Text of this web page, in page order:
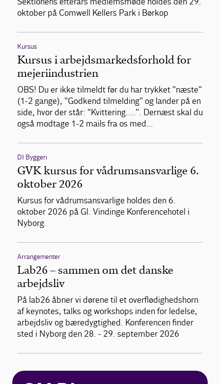
oktober på Comwell Kellers Park i Børkop
Kursus
Kursus i arbejdsmarkedsforhold for
mejeriindustrien
OBS! Du er ikke tilmeldt før du har trykket "næste"
(1-2 gange), "Godkend tilmelding" og lander på en
side, hvor der står: "Kvittering....". Dernæst skal du
også modtage 1-2 mails fra os med…
DI Byggeri
GVK kursus for vådrumsansvarlige 6.
oktober 2026
Kursus for vådrumsansvarlige holdes den 6.
oktober 2026 på Gl. Vindinge Konferencehotel i
Nyborg.
Arrangementer
Lab26 – sammen om det danske
arbejdsliv
På lab26 åbner vi dørene til et overflødighedshorn
af keynotes, talks og workshops inden for ledelse,
arbejdsliv og bæredygtighed. Konferencen finder
sted i Nyborg den 28. - 29. september 2026